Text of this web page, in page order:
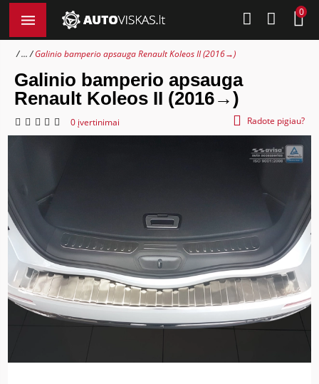
0
... Galinio bamperio apsauga Renault Koleos II (2016→)
Galinio bamperio apsauga
Renault Koleos II (2016→)
0 įvertinimai Radote pigiau?